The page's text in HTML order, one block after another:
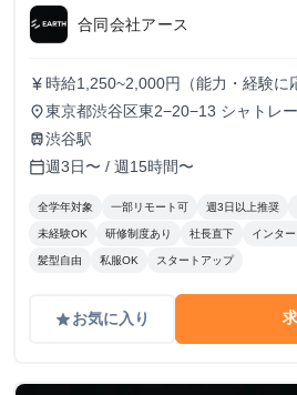
合同会社アース
currency_yen 時給1,250~2,000円（能力・経験に
place東京都渋谷区東2−20−13 シャトレ
train渋谷駅
calendar_today週3日〜 / 週15時間〜
全学年対象 一部リモート可 週3日以上推奨
未経験OK 研修制度あり 社長直下 インタ
髪型自由 私服OK スタートアップ
gradeお気に入り